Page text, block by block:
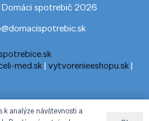
Domáci spotrebič 2026
med.sk| vytvorenieeshopu.sk|
|pracanadoma.net|telefonny-
z-domu-na-pc.sk|dnesny-
k analýze návštevnosti a